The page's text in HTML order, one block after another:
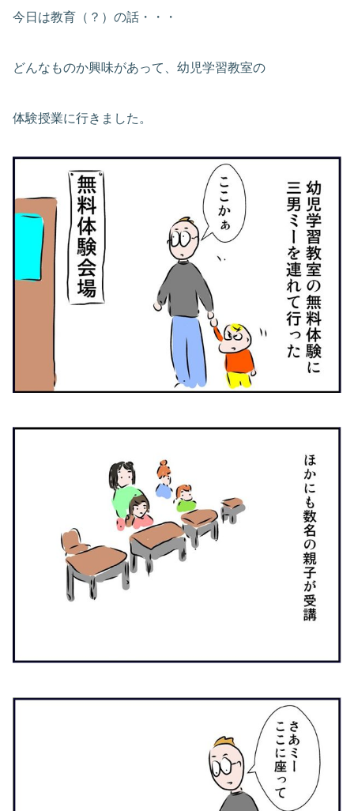
今日は教育（？）の話・・・
どんなものか興味があって、幼児学習教室の
体験授業に行きました。